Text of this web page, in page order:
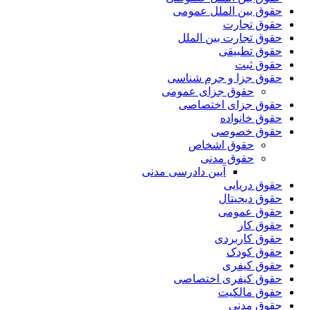
حقوق بین الملل عمومی
حقوق تجارت
حقوق تجارت بین الملل
حقوق تطبیقی
حقوق ثبت
حقوق جزا و جرم شناسی
حقوق جزای عمومی
حقوق جزای اختصاصی
حقوق خانواده
حقوق خصوصی
حقوق اشخاص
حقوق مدنی
آیین دادرسی مدنی
حقوق دریایی
حقوق دیجیتال
حقوق عمومی
حقوق کار
حقوق کاربردی
حقوق کودک
حقوق کیفری
حقوق کیفری اختصاصی
حقوق مالکیت
حقوق مدنی